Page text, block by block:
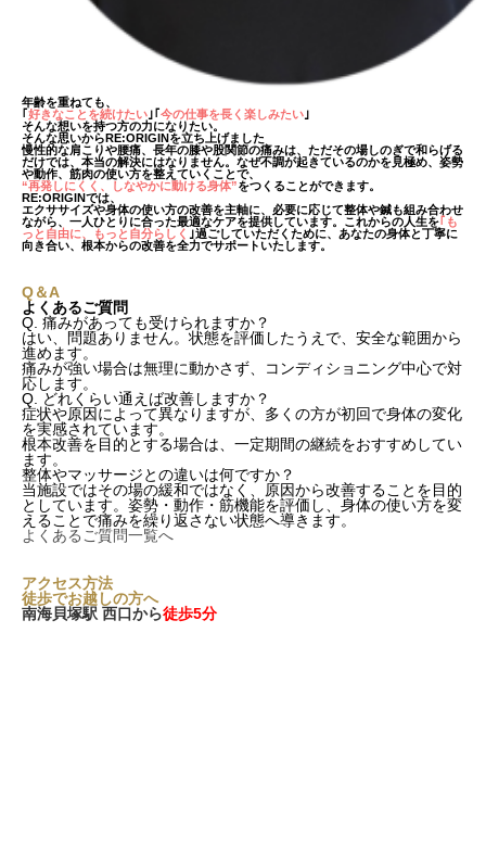
年齢を重ねても、
好きなことを続けたい ｣ 今の仕事を長く楽しみたい ｣
そんな想いを持つ方の力になりたい。
そんな思いからRE:ORIGINを立ち上げました
慢性的な肩こりや腰痛、長年の膝や股関節の痛みは、 ただその場しのぎで和らげる
だけでは、本当の解決にはなりません。 なぜ不調が起きているのかを見極め、姿勢
や動作、筋肉の使い方を整えていくことで、
“再発しにくく、しなやかに動ける身体”をつくることができます。
RE:ORIGINでは、
エクササイズや身体の使い方の改善を主軸に、必要に応じて整体や鍼も組み合わせ
ながら、 一人ひとりに合った最適なケアを提供しています。 これからの人生を
も
っと自由に、もっと自分らしく ｣過ごしていただくために、 あなたの身体と丁寧に
向き合い、根本からの改善を全力でサポートいたします。
Q＆A
よくあるご質問
Q. 痛みがあっても受けられますか？
はい、問題ありません。状態を評価したうえで、安全な範囲から
進めます。
痛みが強い場合は無理に動かさず、コンディショニング中心で対
応します。
Q. どれくらい通えば改善しますか？
症状や原因によって異なりますが、多くの方が初回で身体の変化
を実感されています。
根本改善を目的とする場合は、一定期間の継続をおすすめしてい
ます。
整体やマッサージとの違いは何ですか？
当施設ではその場の緩和ではなく、原因から改善することを目的
としています。姿勢・動作・筋機能を評価し、身体の使い方を変
えることで痛みを繰り返さない状態へ導きます。
よくあるご質問一覧へ
アクセス方法
徒歩でお越しの方へ
南海貝塚駅 西口から徒歩5分